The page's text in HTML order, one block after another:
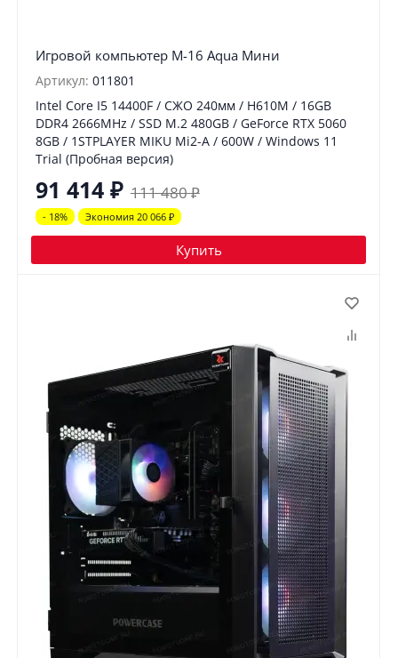
Игровой компьютер М-16 Aqua Мини
Артикул: 011801
Intel Core I5 14400F / СЖО 240мм / H610M / 16GB
DDR4 2666MHz / SSD M.2 480GB / GeForce RTX 5060
8GB / 1STPLAYER MIKU Mi2-A / 600W / Windows 11
Trial (Пробная версия)
91 414 ₽ 111 480₽
- 18% Экономия 20 066 ₽
Купить